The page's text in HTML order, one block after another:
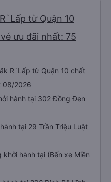
từ Quận 10
ưu đãi nhất: 75
R`Lấp từ Quận 10 chất
08/2026
hành tại 302 Đồng Đen
tại 29 Trần Triệu Luật
khởi hành tại (Bến xe Miền